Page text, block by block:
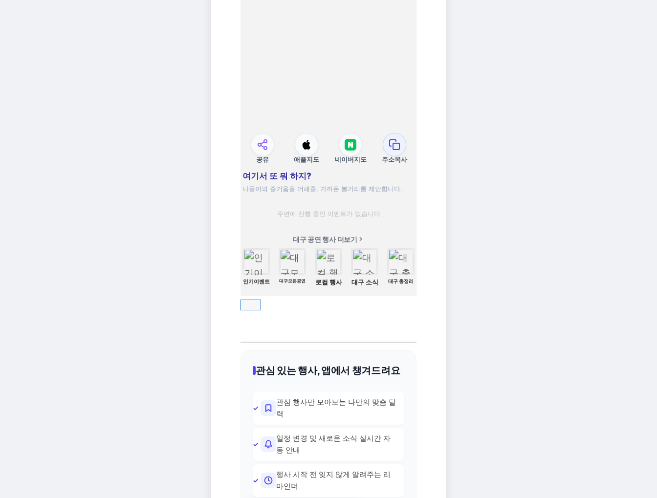
공유 애플지도 네이버지도 주소복사
여기서 또 뭐 하지?
나들이의 즐거움을 더해줄, 가까운 볼거리를 제안합니다.
주변에 진행 중인 이벤트가 없습니다
대구 공연 행사 더보기
인기이벤트 대구모든공연 로컬 행사 대구 소식 대구 총정리
관심 있는 행사, 앱에서 챙겨드려요
관심 행사만 모아보는 나만의 맞춤 달
력
일정 변경 및 새로운 소식 실시간 자
동 안내
행사 시작 전 잊지 않게 알려주는 리
마인더